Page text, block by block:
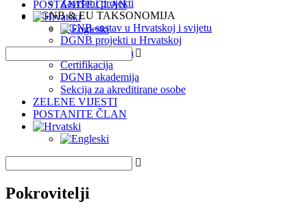
Završeni projekti
DGNB & EU TAKSONOMIJA
DGNB sustav u Hrvatskoj i svijetu
DGNB projekti u Hrvatskoj
EU Taksonomija
Certifikacija
DGNB akademija
Sekcija za akreditirane osobe
ZELENE VIJESTI
POSTANITE ČLAN
POSTANITE ČLAN
Pokrovitelji